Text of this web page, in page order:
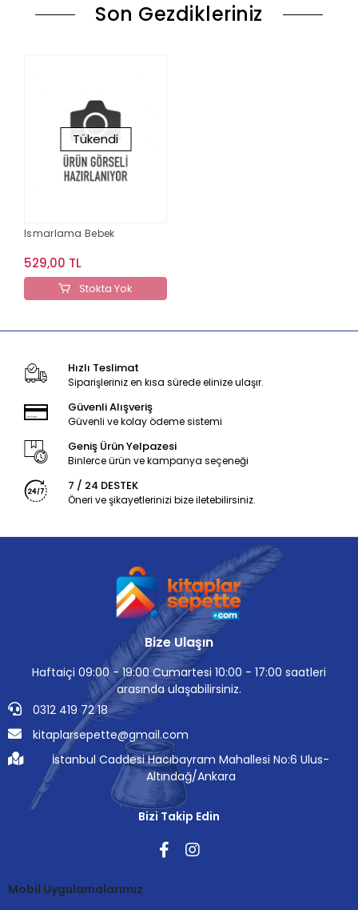
Son Gezdikleriniz
Tükendi
Ismarlama Bebek
529,00 TL
Stokta Yok
Hızlı Teslimat
Siparişleriniz en kısa sürede elinize ulaşır.
Güvenli Alışveriş
Güvenli ve kolay ödeme sistemi
Geniş Ürün Yelpazesi
Binlerce ürün ve kampanya seçeneği
7 / 24 DESTEK
Öneri ve şikayetlerinizi bize iletebilirsiniz.
Bize Ulaşın
Haftaiçi 09:00 - 19:00 Cumartesi 10:00 - 17:00 saatleri
arasında ulaşabilirsiniz.
0312 419 72 18
kitaplarsepette@gmail.com
İstanbul Caddesi Hacıbayram Mahallesi No:6 Ulus-
Altındağ/Ankara
Bizi Takip Edin
Mobil Uygulamalarımız